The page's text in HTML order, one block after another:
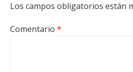
Los campos obligatorios están
Comentario *